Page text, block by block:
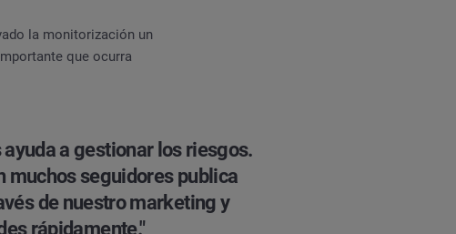
la monitorización un
que ocurra
a gestionar los riesgos.
muchos seguidores publica
de nuestro marketing y
rápidamente."